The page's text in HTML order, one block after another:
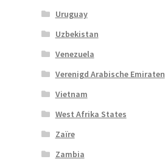
Uruguay
Uzbekistan
Venezuela
Verenigd Arabische Emiraten
Vietnam
West Afrika States
Zaïre
Zambia